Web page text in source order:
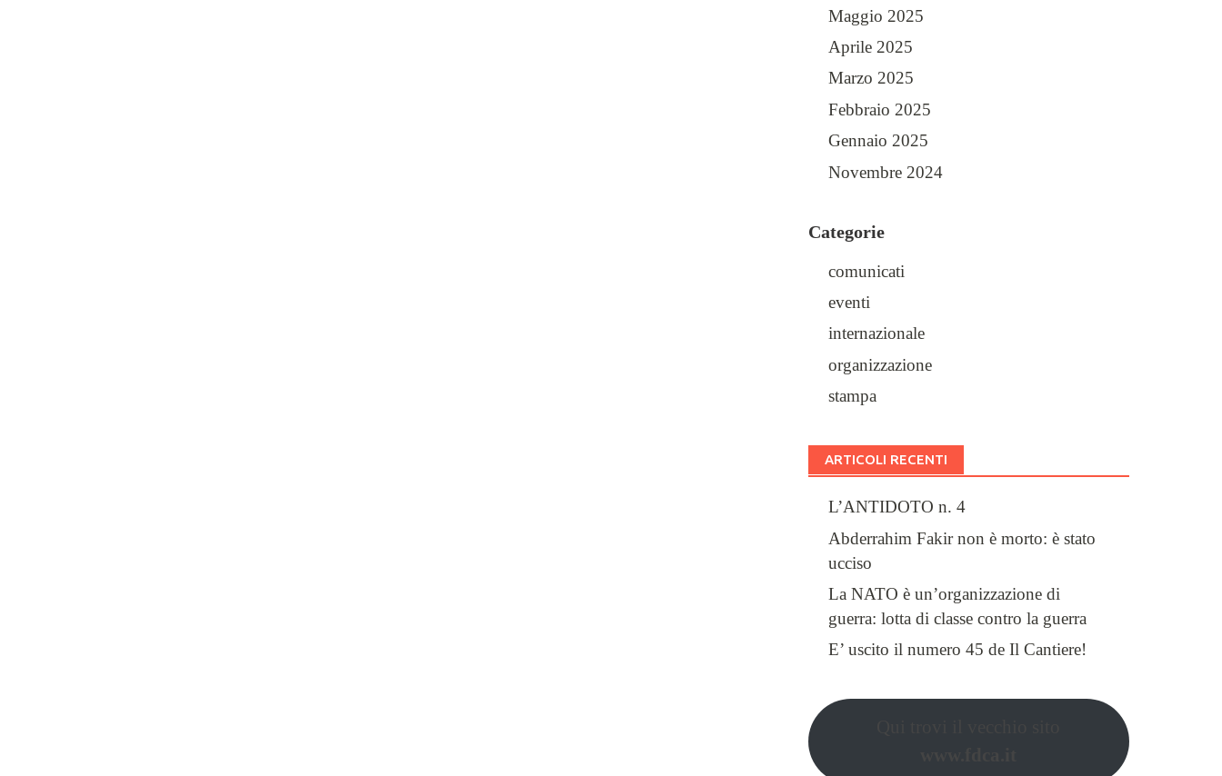
Maggio 2025
Aprile 2025
Marzo 2025
Febbraio 2025
Gennaio 2025
Novembre 2024
Categorie
comunicati
eventi
internazionale
organizzazione
stampa
ARTICOLI RECENTI
L’ANTIDOTO n. 4
Abderrahim Fakir non è morto: è stato
ucciso
La NATO è un’organizzazione di
guerra: lotta di classe contro la guerra
E’ uscito il numero 45 de Il Cantiere!